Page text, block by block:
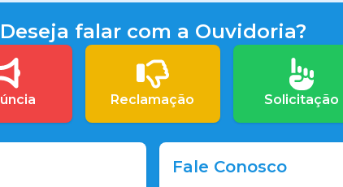
Deseja falar com a Ouvidoria?
Reclamação Solicitação
Fale Conosco